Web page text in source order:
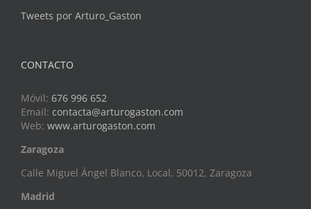
Tweets por Arturo_Gaston
CONTACTO
Móvil: 676 996 652
Email: contacta@arturogaston.com
Web: www.arturogaston.com
Zaragoza
Calle Miguel Ángel Blanco, Local, 50012, Zaragoza
Madrid